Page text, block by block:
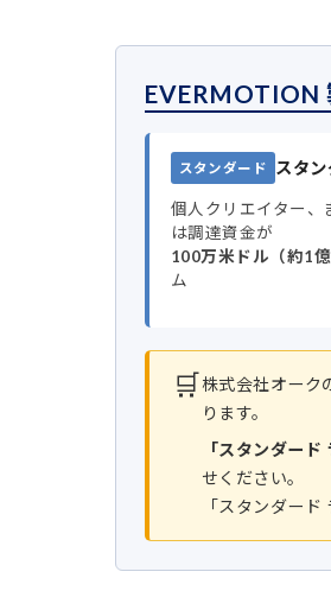
EVERMOTION
スタンダード スタ
個人クリエイター、
は調達資金が
100万米ドル（約1
ム
🛒株式会社オーク
ります。
「スタンダード
せください。
「スタンダー